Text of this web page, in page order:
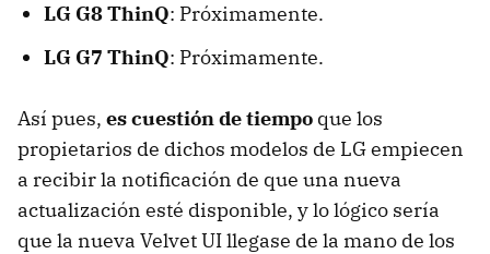
LG G8 ThinQ: Próximamente.
LG G7 ThinQ: Próximamente.
Así pues, es cuestión de tiempo que los
propietarios de dichos modelos de LG empiecen
a recibir la notificación de que una nueva
actualización esté disponible, y lo lógico sería
que la nueva Velvet UI llegase de la mano de los